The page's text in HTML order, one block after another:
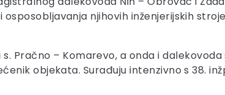
njihovih inženjerijskih
Pračno – Komarevo, a onda i dalekovoda
objekata. Surađuju intenzivno s 38.